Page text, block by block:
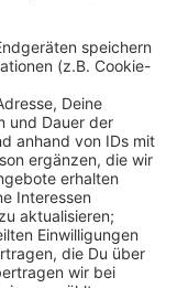
Corona-
19 auf
sah es bei
mussten 152
auf
in
an den
Das geht
Stadt und das
Seit